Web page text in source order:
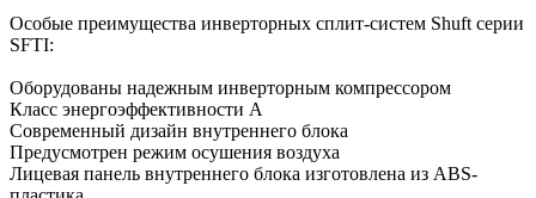
Особые преимущества инверторных сплит-систем Shuft серии
SFTI:
Оборудованы надежным инверторным компрессором
Класс энергоэффективности А
Современный дизайн внутреннего блока
Предусмотрен режим осушения воздуха
Лицевая панель внутреннего блока изготовлена из ABS-